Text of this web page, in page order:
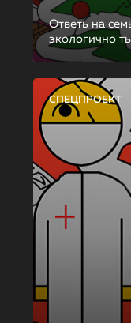
Ответь на
экологично
СПЕЦПРОЕКТ